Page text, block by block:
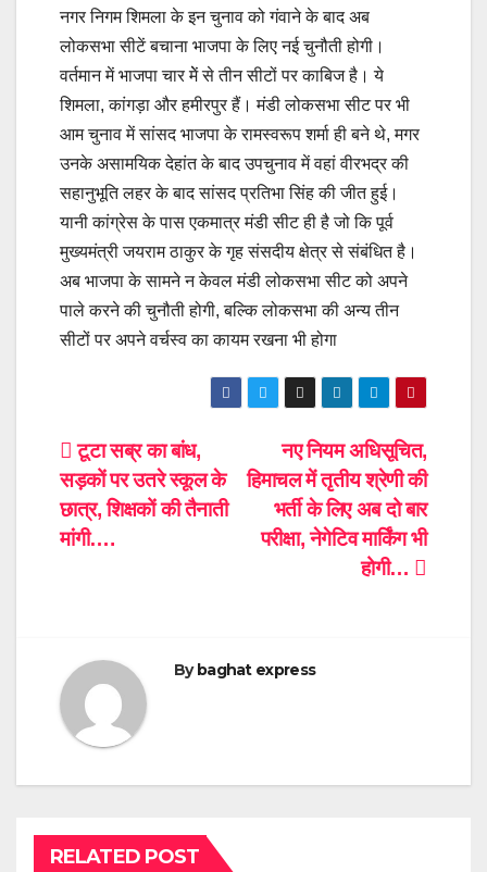
नगर निगम शिमला के इन चुनाव को गंवाने के बाद अब
लोकसभा सीटें बचाना भाजपा के लिए नई चुनौती होगी।
वर्तमान में भाजपा चार मेें से तीन सीटों पर काबिज है। ये
शिमला, कांगड़ा और हमीरपुर हैं। मंडी लोकसभा सीट पर भी
आम चुनाव में सांसद भाजपा के रामस्वरूप शर्मा ही बने थे, मगर
उनके असामयिक देहांत के बाद उपचुनाव में वहां वीरभद्र की
सहानुभूति लहर के बाद सांसद प्रतिभा सिंह की जीत हुई।
यानी कांग्रेस के पास एकमात्र मंडी सीट ही है जो कि पूर्व
मुख्यमंत्री जयराम ठाकुर के गृह संसदीय क्षेत्र से संबंधित है।
अब भाजपा के सामने न केवल मंडी लोकसभा सीट को अपने
पाले करने की चुनौती होगी, बल्कि लोकसभा की अन्य तीन
सीटों पर अपने वर्चस्व का कायम रखना भी होगा
Post
navigation
नए नियम अधिसूचित,
हिमाचल में तृतीय श्रेणी की
भर्ती के लिए अब दो बार
परीक्षा, नेगेटिव मार्किंग भी
होगी…
टूटा सब्र का बांध,
सड़कों पर उतरे स्कूल के
छात्र, शिक्षकों की तैनाती
मांगी….
Bybaghat express
RELATED POST